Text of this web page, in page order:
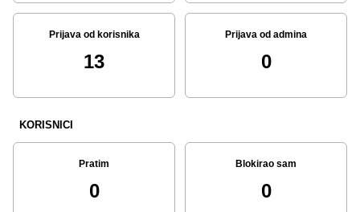
Prijava od korisnika
13
Prijava od admina
0
KORISNICI
Pratim
0
Blokirao sam
0